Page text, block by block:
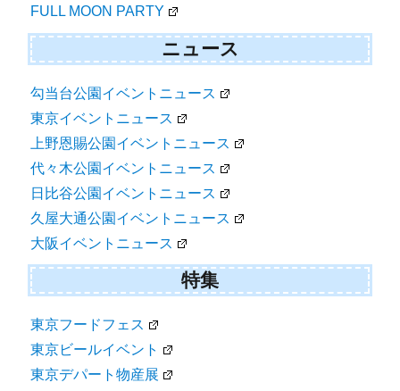
FULL MOON PARTY
ニュース
勾当台公園イベントニュース
東京イベントニュース
上野恩賜公園イベントニュース
代々木公園イベントニュース
日比谷公園イベントニュース
久屋大通公園イベントニュース
大阪イベントニュース
特集
東京フードフェス
東京ビールイベント
東京デパート物産展